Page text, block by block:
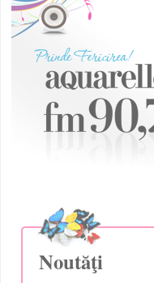
Noutăţi